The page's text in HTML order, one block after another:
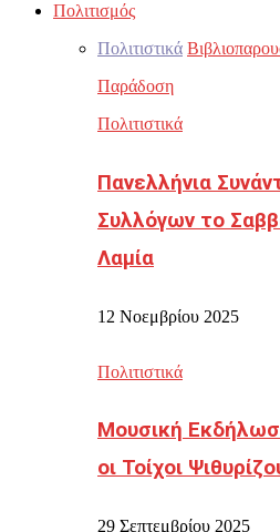
Πολιτισμός
Πολιτιστικά
Παράδοση
Πολιτιστικά
Πανελλήνια
Συλλόγων το
Λαμία
12 Νοεμβρίου 2025
Πολιτιστικά
Μουσική
οι Τοίχοι
29 Σεπτεμβρίου 2025